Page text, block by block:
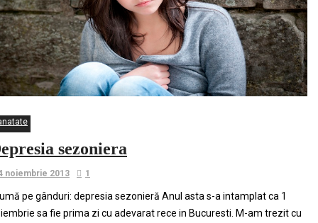
sezoniera
noiembrie 2013 1
pe gânduri: depresia sezonieră Anul asta s-a intamplat ca 1
sa fie prima zi cu adevarat rece in Bucuresti. M-am trezit cu